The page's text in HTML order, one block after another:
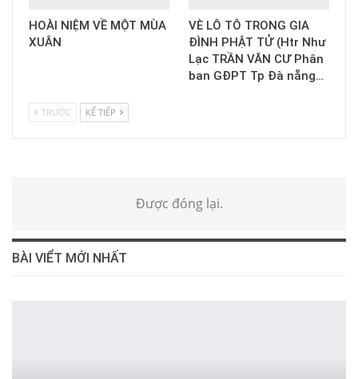
HOÀI NIỆM VỀ MỘT MÙA
XUÂN
VÈ LÔ TÔ TRONG GIA
ĐÌNH PHẬT TỬ (Htr Như
Lạc TRẦN VĂN CƯ Phân
ban GĐPT Tp Đà nẵng…
TRƯỚC KẾ TIẾP
Được đóng lại.
BÀI VIỂT MỚI NHẤT